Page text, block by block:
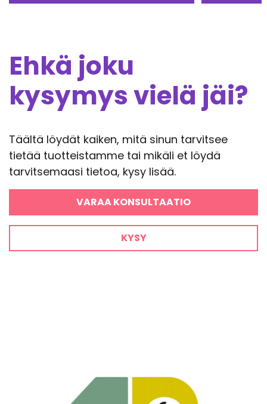
Ehkä joku
kysymys vielä jäi?
Täältä löydät kaiken, mitä sinun tarvitsee
tietää tuotteistamme tai mikäli et löydä
tarvitsemaasi tietoa, kysy lisää.
VARAA KONSULTAATIO
KYSY